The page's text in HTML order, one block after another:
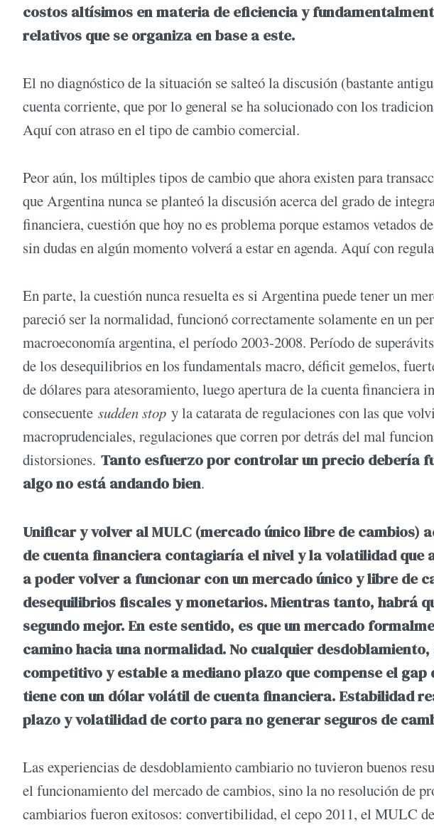
costos altísimos en materia de eficiencia y
relativos que se organiza en base a este.
El no diagnóstico de la situación se salteó la discusión (bastante
cuenta corriente, que por lo general se ha solucionado con los
Aquí con atraso en el tipo de cambio comercial.
Peor aún, los múltiples tipos de cambio que ahora existen para
que Argentina nunca se planteó la discusión acerca del grado de
financiera, cuestión que hoy no es problema porque estamos vetados
sin dudas en algún momento volverá a estar en agenda. Aquí con
En parte, la cuestión nunca resuelta es si Argentina puede tener un
pareció ser la normalidad, funcionó correctamente solamente en un
macroeconomía argentina, el período 2003-2008. Período de
de los desequilibrios en los fundamentals macro, déficit gemelos,
de dólares para atesoramiento, luego apertura de la cuenta financiera
consecuente sudden stop y la catarata de regulaciones con las que
macroprudenciales, regulaciones que corren por detrás del mal
distorsiones. Tanto esfuerzo por controlar un precio debería
algo no está andando bien.
Unificar y volver al MULC (mercado único libre de cambios)
de cuenta financiera contagiaría el nivel y la volatilidad
a poder volver a funcionar con un mercado único y libre de
desequilibrios fiscales y monetarios. Mientras tanto, habrá
segundo mejor. En este sentido, es que un mercado
camino hacia una normalidad. No cualquier
competitivo y estable a mediano plazo que compense el
tiene con un dólar volátil de cuenta financiera. Estabilidad
plazo y volatilidad de corto para no generar seguros de
Las experiencias de desdoblamiento cambiario no tuvieron buenos
el funcionamiento del mercado de cambios, sino la no resolución de
cambiarios fueron exitosos: convertibilidad, el cepo 2011, el MULC